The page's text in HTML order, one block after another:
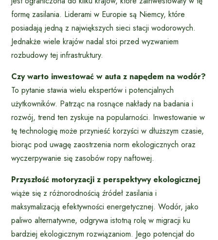
formę zasilania. Liderami w Europie są Niemcy, które
posiadają jedną z największych sieci stacji wodorowych.
Jednakże wiele krajów nadal stoi przed wyzwaniem
rozbudowy tej infrastruktury.
Czy warto inwestować w auta z napędem na wodór?
To pytanie stawia wielu ekspertów i potencjalnych
użytkowników. Patrząc na rosnące nakłady na badania i
rozwój, trend ten zyskuje na popularności. Inwestowanie w
tę technologię może przynieść korzyści w dłuższym czasie,
biorąc pod uwagę zaostrzenia norm ekologicznych oraz
wyczerpywanie się zasobów ropy naftowej.
Przyszłość motoryzacji z perspektywy ekologicznej
wiąże się z różnorodnością źródeł zasilania i
maksymalizacją efektywności energetycznej. Wodór, jako
paliwo alternatywne, odgrywa istotną rolę w migracji ku
bardziej ekologicznym rozwiązaniom. Jego potencjał do